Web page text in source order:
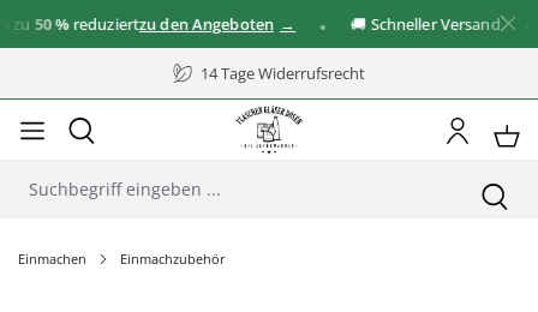
50 %reduziertzu den Angeboten 🚚 Schneller Versand
14 Tage Widerrufsrecht
Einmachen Einmachzubehör